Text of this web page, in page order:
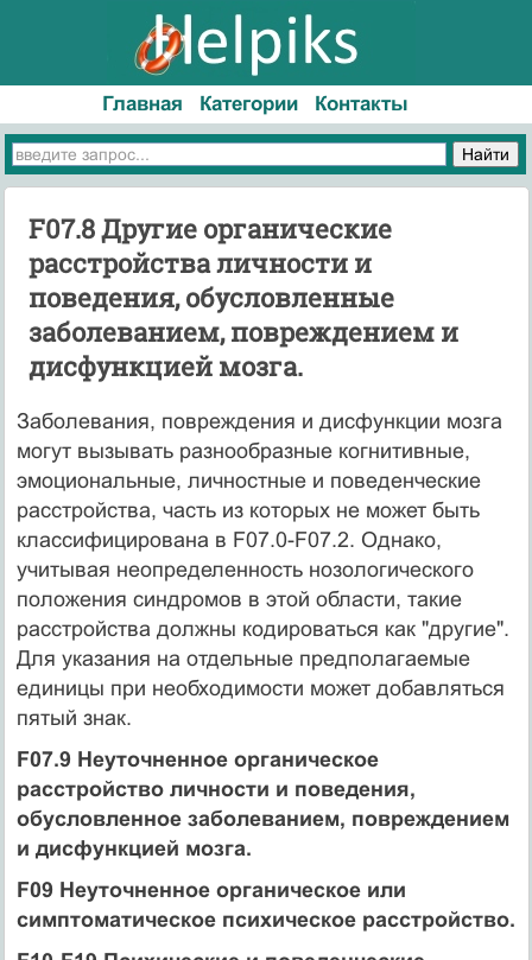
Главная Категории Контакты
F07.8 Другие органические
расстройства личности и
поведения, обусловленные
заболеванием, повреждением и
дисфункцией мозга.
Заболевания, повреждения и дисфункции мозга
могут вызывать разнообразные когнитивные,
эмоциональные, личностные и поведенческие
расстройства, часть из которых не может быть
классифицирована в F07.0-F07.2. Однако,
учитывая неопределенность нозологического
положения синдромов в этой области, такие
расстройства должны кодироваться как "другие".
Для указания на отдельные предполагаемые
единицы при необходимости может добавляться
пятый знак.
F07.9 Неуточненное органическое
расстройство личности и поведения,
обусловленное заболеванием, повреждением
и дисфункцией мозга.
F09 Неуточненное органическое или
симптоматическое психическое расстройство.